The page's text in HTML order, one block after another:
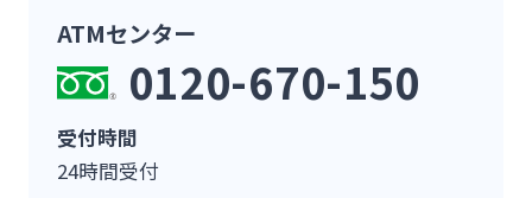
お問い合わせ先一覧
ATMセンター
0120-670-150
受付時間
24時間受付